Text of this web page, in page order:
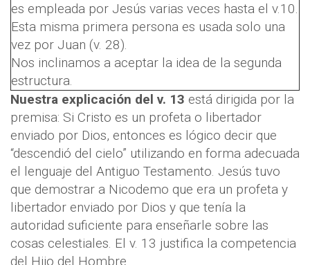
es empleada por Jesús varias veces hasta el v.10.
Esta misma primera persona es usada solo una
vez por Juan (v. 28).
Nos inclinamos a aceptar la idea de la segunda
estructura.
Nuestra explicación del v. 13 está dirigida por la
premisa: Si Cristo es un profeta o libertador
enviado por Dios, entonces es lógico decir que
“descendió del cielo” utilizando en forma adecuada
el lenguaje del Antiguo Testamento. Jesús tuvo
que demostrar a Nicodemo que era un profeta y
libertador enviado por Dios y que tenía la
autoridad suficiente para enseñarle sobre las
cosas celestiales. El v. 13 justifica la competencia
del Hijo del Hombre.